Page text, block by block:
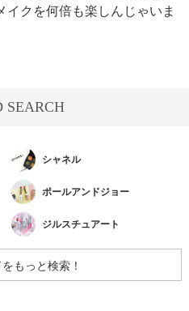
イクを何倍も楽しんじゃいま
SEARCH
シャネル
ポールアンドジョー
ジルスチュアート
もっと検索！